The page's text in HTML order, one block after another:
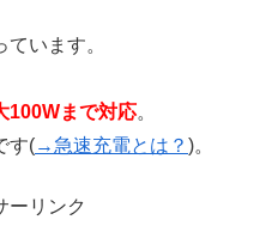
ています。
100Wまで対応。
す(→急速充電とは？ )。
ーリンク